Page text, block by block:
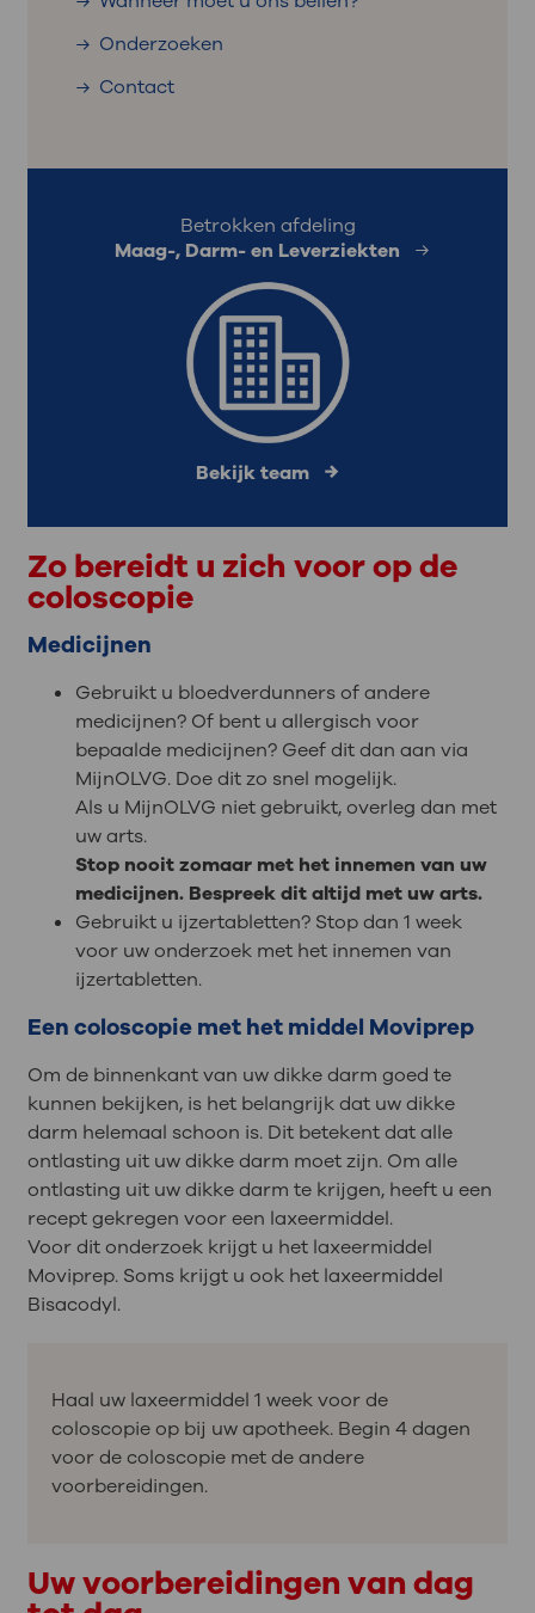
Onderzoeken
Contact
Betrokken afdeling
Maag-, Darm- en Leverziekten
Bekijk team
Zo bereidt u zich voor op de
coloscopie
Medicijnen
Gebruikt u bloedverdunners of andere
medicijnen? Of bent u allergisch voor
bepaalde medicijnen? Geef dit dan aan via
MijnOLVG. Doe dit zo snel mogelijk.
Als u MijnOLVG niet gebruikt, overleg dan met
uw arts.
Stop nooit zomaar met het innemen van uw
medicijnen. Bespreek dit altijd met uw arts.
Gebruikt u ijzertabletten? Stop dan 1 week
voor uw onderzoek met het innemen van
ijzertabletten.
Een coloscopie met het middel Moviprep
Om de binnenkant van uw dikke darm goed te
kunnen bekijken, is het belangrijk dat uw dikke
darm helemaal schoon is. Dit betekent dat alle
ontlasting uit uw dikke darm moet zijn. Om alle
ontlasting uit uw dikke darm te krijgen, heeft u een
recept gekregen voor een laxeermiddel.
Voor dit onderzoek krijgt u het laxeermiddel
Moviprep. Soms krijgt u ook het laxeermiddel
Bisacodyl.
Haal uw laxeermiddel 1 week voor de
coloscopie op bij uw apotheek. Begin 4 dagen
voor de coloscopie met de andere
voorbereidingen.
Uw voorbereidingen van dag